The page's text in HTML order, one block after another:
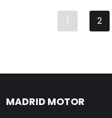
1 2
MADRID MOTOR